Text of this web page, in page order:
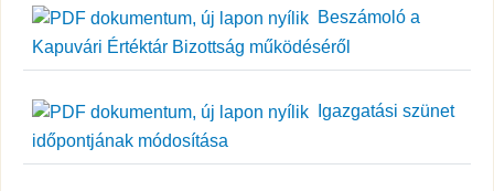
Beszámoló a
Kapuvári Értéktár Bizottság működéséről
Igazgatási szünet
időpontjának módosítása